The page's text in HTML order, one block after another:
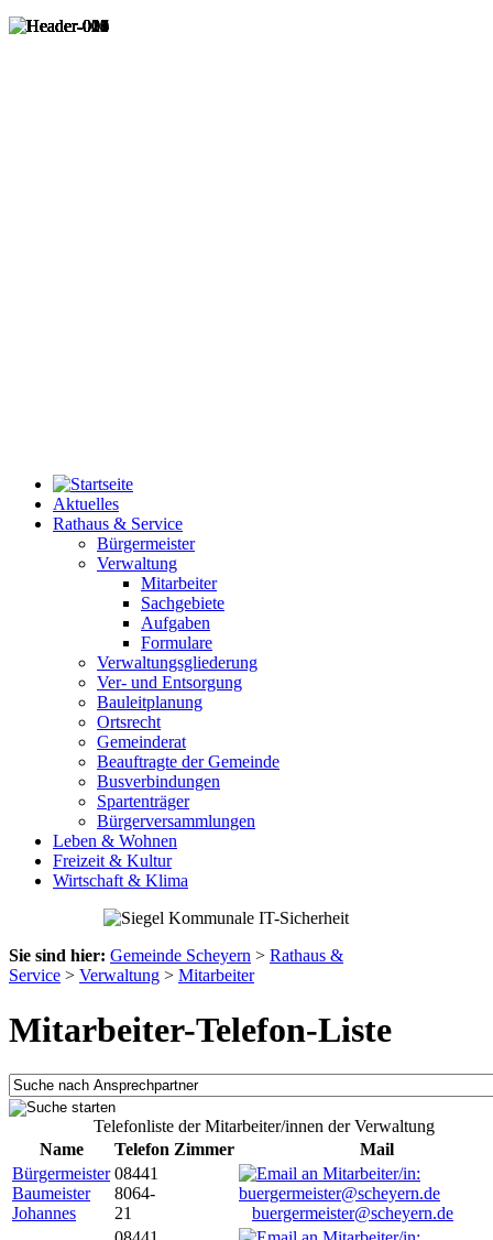
Aktuelles
Rathaus & Service
Bürgermeister
Verwaltung
Mitarbeiter
Sachgebiete
Aufgaben
Formulare
Verwaltungsgliederung
Ver- und Entsorgung
Bauleitplanung
Ortsrecht
Gemeinderat
Beauftragte der Gemeinde
Busverbindungen
Spartenträger
Bürgerversammlungen
Leben & Wohnen
Freizeit & Kultur
Wirtschaft & Klima
Sie sind hier: Gemeinde Scheyern > Rathaus &
Service > Verwaltung > Mitarbeiter
Mitarbeiter-Telefon-Liste
Telefonliste der Mitarbeiter/innen der Verwaltung
Name
Telefon Zimmer
Mail
Bürgermeister
Baumeister
Johannes
08441
8064-
21
buergermeister@scheyern.de